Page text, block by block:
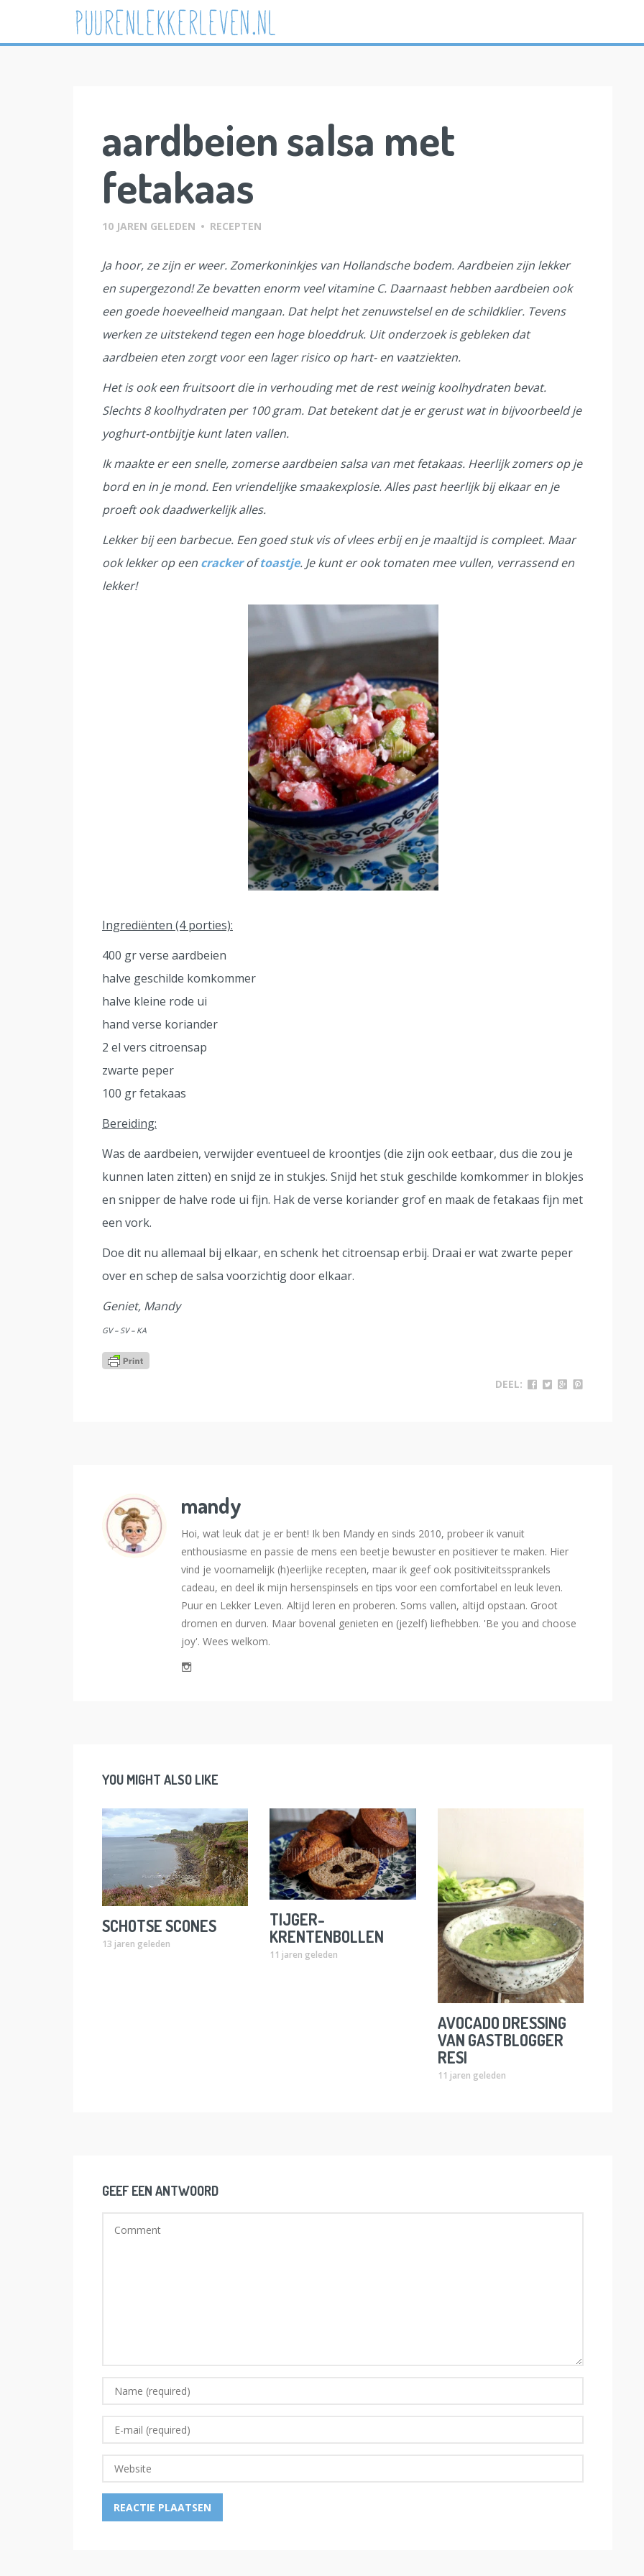
aardbeien salsa met
fetakaas
10 JAREN GELEDEN • RECEPTEN
Ja hoor, ze zijn er weer. Zomerkoninkjes van Hollandsche bodem. Aardbeien zijn lekker
en supergezond! Ze bevatten enorm veel vitamine C. Daarnaast hebben aardbeien ook
een goede hoeveelheid mangaan. Dat helpt het zenuwstelsel en de schildklier. Tevens
werken ze uitstekend tegen een hoge bloeddruk. Uit onderzoek is gebleken dat
aardbeien eten zorgt voor een lager risico op hart- en vaatziekten.
Het is ook een fruitsoort die in verhouding met de rest weinig koolhydraten bevat.
Slechts 8 koolhydraten per 100 gram. Dat betekent dat je er gerust wat in bijvoorbeeld je
yoghurt-ontbijtje kunt laten vallen.
Ik maakte er een snelle, zomerse aardbeien salsa van met fetakaas. Heerlijk zomers op je
bord en in je mond. Een vriendelijke smaakexplosie. Alles past heerlijk bij elkaar en je
proeft ook daadwerkelijk alles.
Lekker bij een barbecue. Een goed stuk vis of vlees erbij en je maaltijd is compleet. Maar
ook lekker op een crackeroftoastje. Je kunt er ook tomaten mee vullen, verrassend en
lekker!
Ingrediënten (4 porties):
400 gr verse aardbeien
halve geschilde komkommer
halve kleine rode ui
hand verse koriander
2 el vers citroensap
zwarte peper
100 gr fetakaas
Bereiding:
Was de aardbeien, verwijder eventueel de kroontjes (die zijn ook eetbaar, dus die zou je
kunnen laten zitten) en snijd ze in stukjes. Snijd het stuk geschilde komkommer in blokjes
en snipper de halve rode ui fijn. Hak de verse koriander grof en maak de fetakaas fijn met
een vork.
Doe dit nu allemaal bij elkaar, en schenk het citroensap erbij. Draai er wat zwarte peper
over en schep de salsa voorzichtig door elkaar.
Geniet, Mandy
GV – SV – KA
DEEL:
mandy
Hoi, wat leuk dat je er bent! Ik ben Mandy en sinds 2010, probeer ik vanuit
enthousiasme en passie de mens een beetje bewuster en positiever te maken. Hier
vind je voornamelijk (h)eerlijke recepten, maar ik geef ook positiviteitssprankels
cadeau, en deel ik mijn hersenspinsels en tips voor een comfortabel en leuk leven.
Puur en Lekker Leven. Altijd leren en proberen. Soms vallen, altijd opstaan. Groot
dromen en durven. Maar bovenal genieten en (jezelf) liefhebben. 'Be you and choose
joy'. Wees welkom.
YOU MIGHT ALSO LIKE
SCHOTSE SCONES
13 jaren geleden
TIJGER-
KRENTENBOLLEN
11 jaren geleden
AVOCADO DRESSING
VAN GASTBLOGGER
RESI
11 jaren geleden
GEEF EEN ANTWOORD